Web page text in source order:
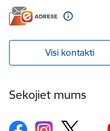
Visi kontakti
Sekojiet mums